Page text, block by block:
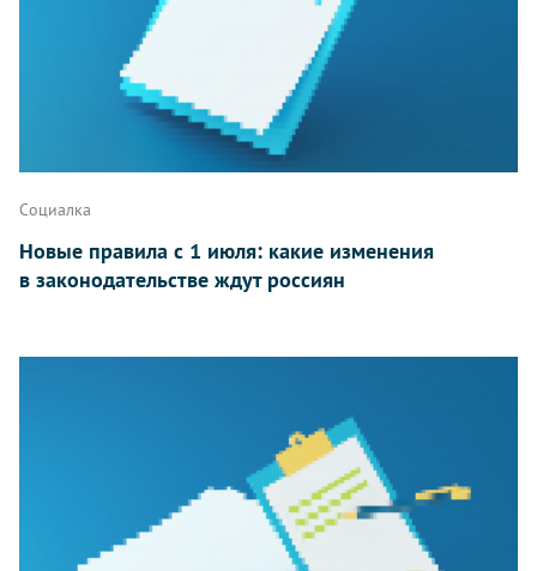
Социалка
Новые правила с 1 июля: какие изменения
в законодательстве ждут россиян